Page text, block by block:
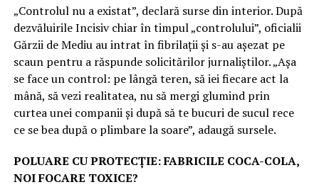
„Controlul nu a existat”, declară surse din interior. După
dezvăluirile Incisiv chiar în timpul „controlului”, oficialii
Gărzii de Mediu au intrat în fibrilații și s-au așezat pe
scaun pentru a răspunde solicitărilor jurnaliștilor. „Așa
se face un control: pe lângă teren, să iei fiecare act la
mână, să vezi realitatea, nu să mergi glumind prin
curtea unei companii și după să te bucuri de sucul rece
ce se bea după o plimbare la soare”, adaugă sursele.
POLUARE CU PROTECȚIE: FABRICILE COCA-COLA,
NOI FOCARE TOXICE?